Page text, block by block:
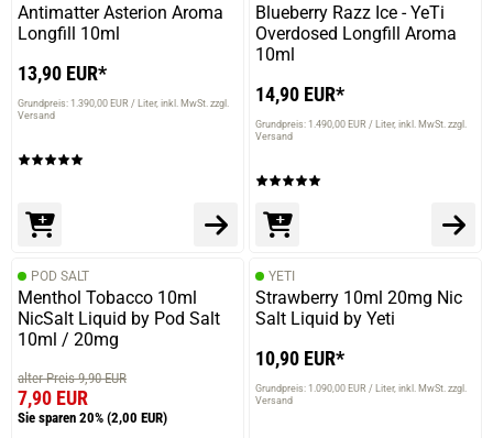
Antimatter Asterion Aroma
Longfill 10ml
13,90 EUR*
Grundpreis: 1.390,00 EUR / Liter inkl. MwSt. zzgl.
Versand
Blueberry Razz Ice - YeTi
Overdosed Longfill Aroma
10ml
14,90 EUR*
Grundpreis: 1.490,00 EUR / Liter inkl. MwSt. zzgl.
Versand
POD SALT
Menthol Tobacco 10ml
NicSalt Liquid by Pod Salt
10ml / 20mg
alter Preis 9,90 EUR
7,90 EUR
Sie sparen 20% (2,00 EUR)
YETI
Strawberry 10ml 20mg Nic
Salt Liquid by Yeti
10,90 EUR*
Grundpreis: 1.090,00 EUR / Liter inkl. MwSt. zzgl.
Versand